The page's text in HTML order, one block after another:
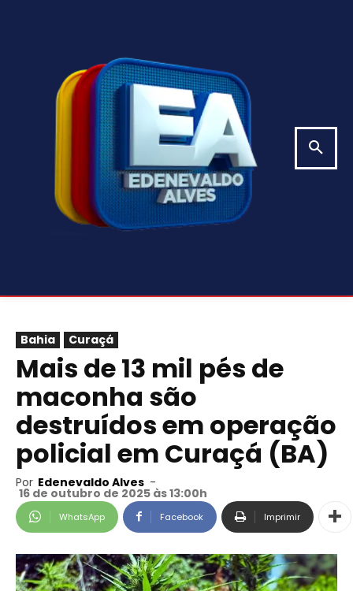
Bahia Curaçá
Mais de 13 mil pés de
maconha são
destruídos em operação
policial em Curaçá (BA)
Por Edenevaldo Alves -
16 de outubro de 2025 às 13:00h
WhatsApp Facebook Imprimir